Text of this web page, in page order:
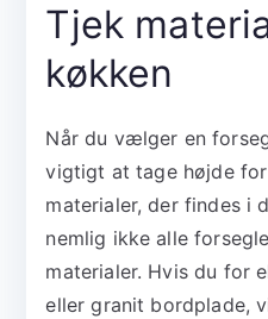
Tjek
køkken
Når du vælger en
vigtigt at tage højde
materialer, der findes i
nemlig ikke alle
materialer. Hvis du for
eller granit bordplade,